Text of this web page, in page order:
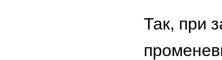
Так, при